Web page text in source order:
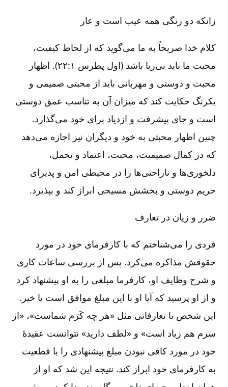
زانکه دو رنگی همه عیب است و عار
کلام خدا صریحاً به ما می‌گوید که از لحاظ کیفیت،
محبت ما باید بی‌ریا باشد (اول پطرس ۱:‏۲۲). اظهار
محبت و دوستی و مهربانی باید از محبتی صمیمی و
یکرنگ حکایت کند که میزان آن به تناسب عمق دوستی
است و جای پیشرفت و ازدیاد برای خود می‌گذارد.
چنین اظهار محبتی به خود و دیگران نیز اجازه می‌دهد
که در کمال صمیمیت، محبت، اعتماد و تحمل،
دلخوری‌ها و ناراحتی‌ها را در محیطی امن و پذیرای
حریم دوستی و بخشش مسیحی ابراز کند و بپذیرد.
ضرر و زیان در تعارف
فردی را می‌شناختم که با کارفرمای خود در مورد
حقوقش مذاکره می‌کرد. پس از بررسی ساعات کاری
و شرح وظایف او، کارفرما مبلغی را به او پیشنهاد کرد
و از او پرسید که آیا او با این مبلغ موافق است یا خیر.
این شخص با تعارفاتی مثل «هر چه کَرَم شماست»، «از
سرم هم زیاد است» و «لطف دارید» نتوانست عقیدۀ
خود در مورد کافی نبودن مبلغ پیشنهادی را با قطعیت
به کارفرمای خود ابراز کند. نتیجه این شد که او از